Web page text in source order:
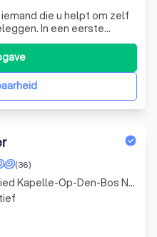
die u helpt om zelf
In een eerste
graag verder toe hoe je
(36)
Werkgebied Kapelle-Op-Den-Bos Nieuwenrode